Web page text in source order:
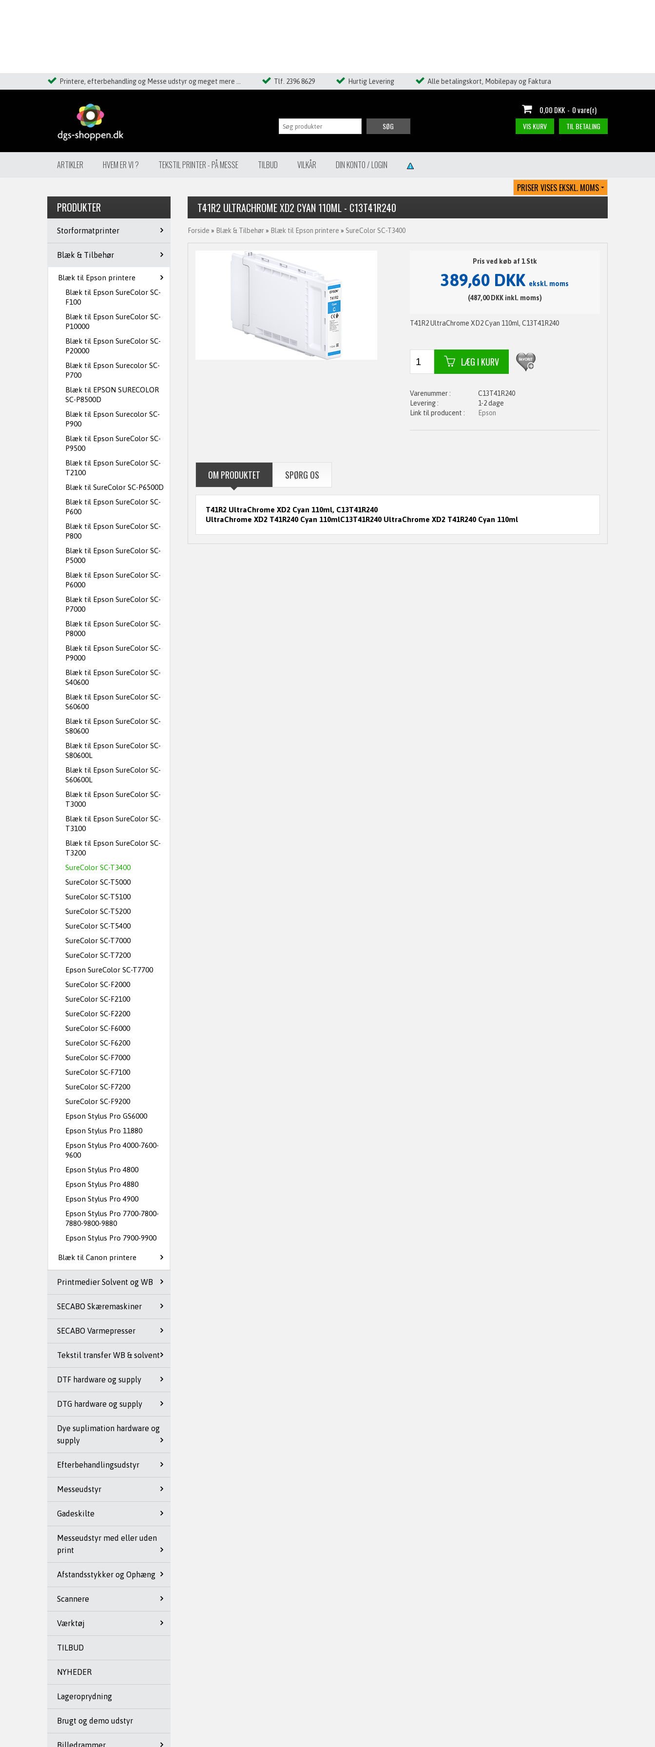
Printere, efterbehandling og Messe udstyr og meget mere ... Tlf. 2396 8629 Hurtig Levering Alle betalingskort, Mobilepay og Faktura
0,00 DKK - 0 vare(r)
VIS KURV TIL BETALING
ARTIKLER HVEM ER VI ? TEKSTIL PRINTER - PÅ MESSE TILBUD VILKÅR DIN KONTO / LOGIN
SØG
PRODUKTER
Storformatprinter
Blæk & Tilbehør
Blæk til Epson printere
Blæk til Epson SureColor SC-
F100
Blæk til Epson SureColor SC-
P10000
Blæk til Epson SureColor SC-
P20000
Blæk til Epson Surecolor SC-
P700
Blæk til EPSON SURECOLOR
SC-P8500D
Blæk til Epson Surecolor SC-
P900
Blæk til Epson SureColor SC-
P9500
Blæk til Epson SureColor SC-
T2100
Blæk til SureColor SC-P6500D
Blæk til Epson SureColor SC-
P600
Blæk til Epson SureColor SC-
P800
Blæk til Epson SureColor SC-
P5000
Blæk til Epson SureColor SC-
P6000
Blæk til Epson SureColor SC-
P7000
Blæk til Epson SureColor SC-
P8000
Blæk til Epson SureColor SC-
P9000
Blæk til Epson SureColor SC-
S40600
Blæk til Epson SureColor SC-
S60600
Blæk til Epson SureColor SC-
S80600
Blæk til Epson SureColor SC-
S80600L
Blæk til Epson SureColor SC-
S60600L
Blæk til Epson SureColor SC-
T3000
Blæk til Epson SureColor SC-
T3100
Blæk til Epson SureColor SC-
T3200
SureColor SC-T3400
SureColor SC-T5000
SureColor SC-T5100
SureColor SC-T5200
SureColor SC-T5400
SureColor SC-T7000
SureColor SC-T7200
Epson SureColor SC-T7700
SureColor SC-F2000
SureColor SC-F2100
SureColor SC-F2200
SureColor SC-F6000
SureColor SC-F6200
SureColor SC-F7000
SureColor SC-F7100
SureColor SC-F7200
SureColor SC-F9200
Epson Stylus Pro GS6000
Epson Stylus Pro 11880
Epson Stylus Pro 4000-7600-
9600
Epson Stylus Pro 4800
Epson Stylus Pro 4880
Epson Stylus Pro 4900
Epson Stylus Pro 7700-7800-
7880-9800-9880
Epson Stylus Pro 7900-9900
Blæk til Canon printere
Printmedier Solvent og WB
SECABO Skæremaskiner
SECABO Varmepresser
Tekstil transfer WB & solvent
DTF hardware og supply
DTG hardware og supply
Dye suplimation hardware og
supply
Efterbehandlingsudstyr
Messeudstyr
Gadeskilte
Messeudstyr med eller uden
print
Afstandsstykker og Ophæng
Scannere
Værktøj
TILBUD
NYHEDER
Lageroprydning
Brugt og demo udstyr
Billedrammer
T41R2 ULTRACHROME XD2 CYAN 110ML - C13T41R240
Forside » Blæk & Tilbehør » Blæk til Epson printere » SureColor SC-T3400
Pris ved køb af 1 Stk
389,60 DKK ekskl. moms
(487,00 DKK inkl. moms)
T41R2 UltraChrome XD2 Cyan 110ml, C13T41R240
C13T41R240
1-2 dage
Epson
OM PRODUKTET SPØRG OS
T41R2 UltraChrome XD2 Cyan 110ml, C13T41R240
UltraChrome XD2 T41R240 Cyan 110mlC13T41R240 UltraChrome XD2 T41R240 Cyan 110ml